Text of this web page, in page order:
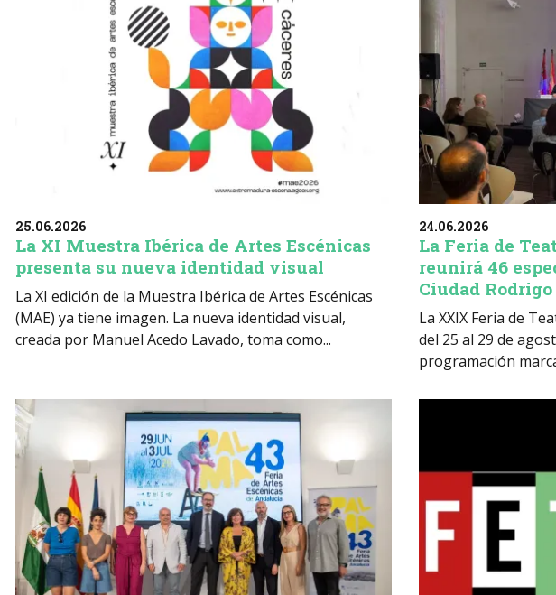
25.06.2026
La XI Muestra Ibérica de Artes Escénicas
presenta su nueva identidad visual
La XI edición de la Muestra Ibérica de Artes Escénicas
(MAE) ya tiene imagen. La nueva identidad visual,
creada por Manuel Acedo Lavado, toma como...
24.06.2026
La Feria de
reunirá 46
Ciudad Rodrigo
La XXIX Feria de
del 25 al 29 de
programación